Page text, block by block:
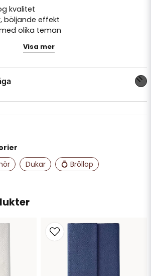
kvalitet
böljande effekt
olika teman
Visa mer
min fråga
Dukar 💍 Bröllop